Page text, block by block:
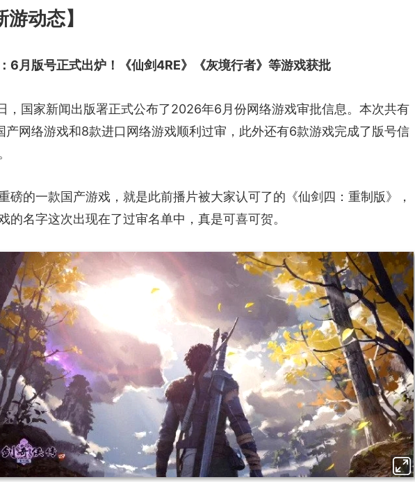
游动态】
6月版号正式出炉！《仙剑4RE》《灰境行者》等游戏获批
，国家新闻出版署正式公布了2026年6月份网络游戏审批信息。本次共有
产网络游戏和8款进口网络游戏顺利过审，此外还有6款游戏完成了版号信
磅的一款国产游戏，就是此前播片被大家认可了的《仙剑四：重制版》，
的名字这次出现在了过审名单中，真是可喜可贺。